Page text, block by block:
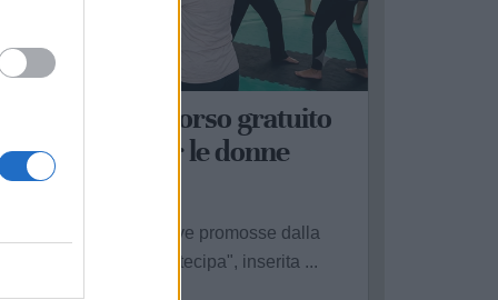
A Palagiano un corso gratuito
autodifesa per le donne
delle iniziative promosse dalla
"Puglia Donna Partecipa", inserita ...